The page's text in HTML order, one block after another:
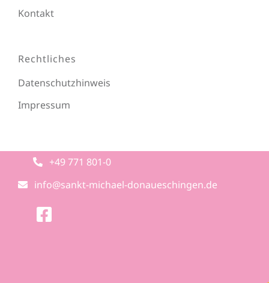
Kontakt
Rechtliches
Datenschutzhinweis
Impressum
+49 771 801-0
info@sankt-michael-donaueschingen.de